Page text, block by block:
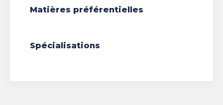
Matières préférentielles
Spécialisations